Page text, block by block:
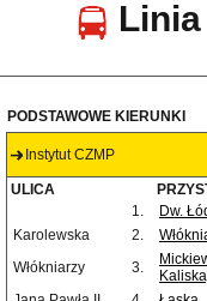
Linia
PODSTAWOWE KIERUNKI
Instytut CZMP
ULICA
1.
Dw.
Karolewska
2.
Włókniarzy
3.